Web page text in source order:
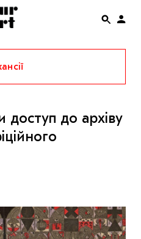
AT VENICE BIENNALE
доступ до архіву